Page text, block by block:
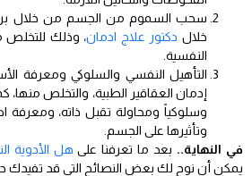
سحب السموم من الجسم من خلال
خلال دكتور علاج ادمان، وذلك للتخلص
النفسية.
التأهيل النفسي والسلوكي ومعرفة
إدمان العقاقير الطبية، والتخلص
وسلوكياً ومحاولة تقبل ذاته، ومعرفة
وتأثيرها على الجسم.
في النهاية.. بعد ما تعرفنا على هل الأدوية
يمكن أن نوح لك بعض النصائح التي قد تفيدك